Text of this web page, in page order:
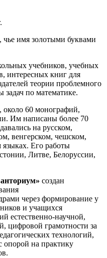
имя золотыми буквами
учебников, учебных
интересных книг для
теории проблемного
по математике.
около 60 монографий,
Им написаны более 70
на русском,
венгерском, чешском,
Его работы
Литве, Белоруссии,
создан
через формирование у
и учащихся
естественно-научной,
цифровой грамотности за
технологий,
опорой на практику